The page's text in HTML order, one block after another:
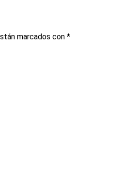
marcados con *